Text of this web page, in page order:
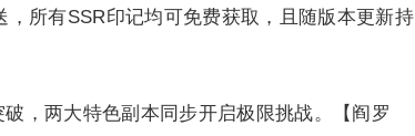
所有SSR印记均可免费获取，且随版本更新持
，两大特色副本同步开启极限挑战。【阎罗